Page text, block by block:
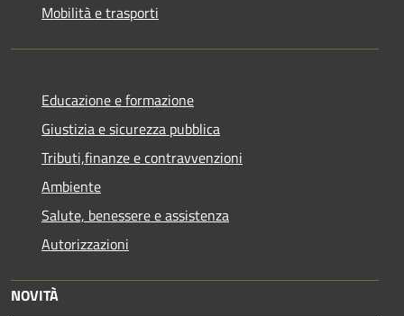
Mobilità e trasporti
Educazione e formazione
Giustizia e sicurezza pubblica
Tributi,finanze e contravvenzioni
Ambiente
Salute, benessere e assistenza
Autorizzazioni
NOVITÀ